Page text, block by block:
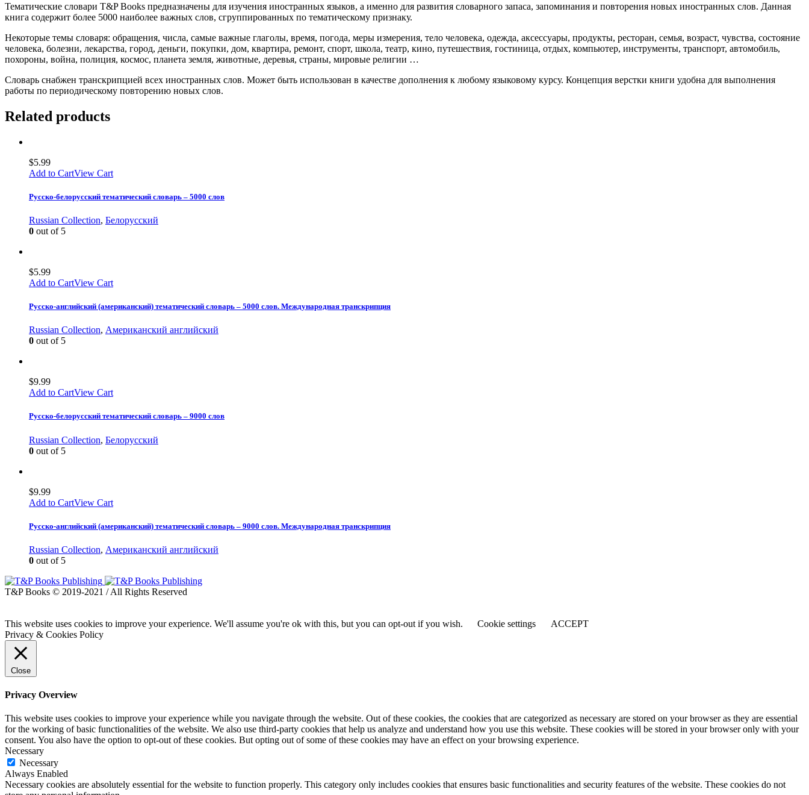
Тематические словари T&P Books предназначены для изучения иностранных языков, а именно для развития словарного запаса, запоминания и повторения новых иностранных слов. Данная
книга содержит более 5000 наиболее важных слов, сгруппированных по тематическому признаку.
Некоторые темы словаря: обращения, числа, самые важные глаголы, время, погода, меры измерения, тело человека, одежда, аксессуары, продукты, ресторан, семья, возраст, чувства, состояние
человека, болезни, лекарства, город, деньги, покупки, дом, квартира, ремонт, спорт, школа, театр, кино, путешествия, гостиница, отдых, компьютер, инструменты, транспорт, автомобиль,
похороны, война, полиция, космос, планета земля, животные, деревья, страны, мировые религии …
Словарь снабжен транскрипцией всех иностранных слов. Может быть использован в качестве дополнения к любому языковому курсу. Концепция верстки книги удобна для выполнения
работы по периодическому повторению новых слов.
Related products
$5.99
Add to CartView Cart
Русско-белорусский тематический словарь – 5000 слов
Russian Collection, Белорусский
0 out of 5
$5.99
Add to CartView Cart
Русско-английский (американский) тематический словарь – 5000 слов. Международная транскрипция
Russian Collection, Американский английский
0 out of 5
$9.99
Add to CartView Cart
Русско-белорусский тематический словарь – 9000 слов
Russian Collection, Белорусский
0 out of 5
$9.99
Add to CartView Cart
Русско-английский (американский) тематический словарь – 9000 слов. Международная транскрипция
Russian Collection, Американский английский
0 out of 5
T&P Books © 2019-2021 / All Rights Reserved
This website uses cookies to improve your experience. We'll assume you're ok with this, but you can opt-out if you wish. Cookie settings
ACCEPT
Privacy & Cookies Policy
Close
Privacy Overview
This website uses cookies to improve your experience while you navigate through the website. Out of these cookies, the cookies that are categorized as necessary are stored on your browser as they are essential
for the working of basic functionalities of the website. We also use third-party cookies that help us analyze and understand how you use this website. These cookies will be stored in your browser only with your
consent. You also have the option to opt-out of these cookies. But opting out of some of these cookies may have an effect on your browsing experience.
Necessary
Necessary
Always Enabled
Necessary cookies are absolutely essential for the website to function properly. This category only includes cookies that ensures basic functionalities and security features of the website. These cookies do not